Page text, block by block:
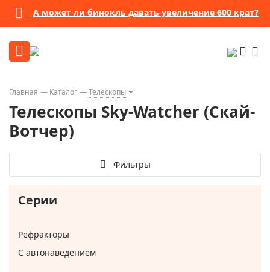
А может ли бинокль давать увеличение 600 крат?
Главная Каталог Телескопы
Телескопы Sky-Watcher (Скай-
Вотчер)
Фильтры
Серии
Рефракторы
С автонаведением